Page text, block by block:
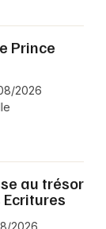
Prince
2026
au trésor
2026